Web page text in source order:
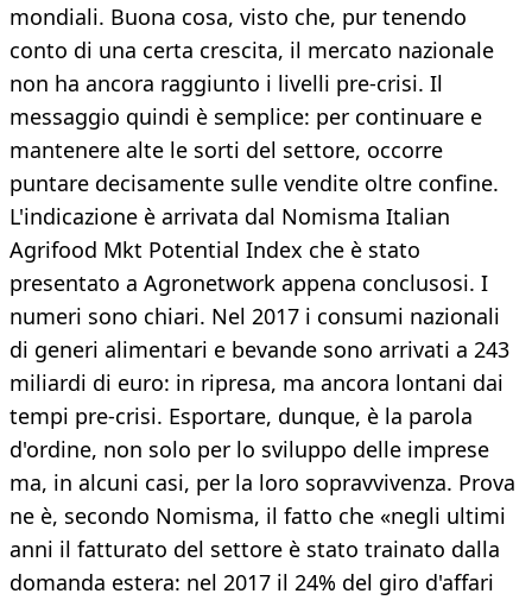
mondiali. Buona cosa, visto che, pur tenendo
conto di una certa crescita, il mercato nazionale
non ha ancora raggiunto i livelli pre-crisi. Il
messaggio quindi è semplice: per continuare e
mantenere alte le sorti del settore, occorre
puntare decisamente sulle vendite oltre confine.
L'indicazione è arrivata dal Nomisma Italian
Agrifood Mkt Potential Index che è stato
presentato a Agronetwork appena conclusosi. I
numeri sono chiari. Nel 2017 i consumi nazionali
di generi alimentari e bevande sono arrivati a 243
miliardi di euro: in ripresa, ma ancora lontani dai
tempi pre-crisi. Esportare, dunque, è la parola
d'ordine, non solo per lo sviluppo delle imprese
ma, in alcuni casi, per la loro sopravvivenza. Prova
ne è, secondo Nomisma, il fatto che «negli ultimi
anni il fatturato del settore è stato trainato dalla
domanda estera: nel 2017 il 24% del giro d'affari